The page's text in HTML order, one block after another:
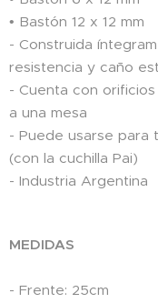
• Bastón 12 x 12 mm
- Construida
resistencia y caño
- Cuenta con
a una mesa
- Puede usarse
(con la cuchilla Pai)
- Industria Argentina
MEDIDAS
- Frente: 25cm